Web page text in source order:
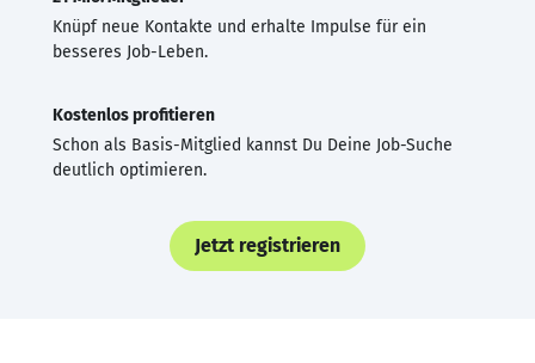
Knüpf neue Kontakte und erhalte Impulse für ein
besseres Job-Leben.
Kostenlos profitieren
Schon als Basis-Mitglied kannst Du Deine Job-Suche
deutlich optimieren.
Jetzt registrieren